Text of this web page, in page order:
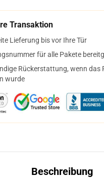
Transaktion
Lieferung bis vor Ihre Tür
für alle Pakete
Rückerstattung, wenn das
wurde
Beschreibung